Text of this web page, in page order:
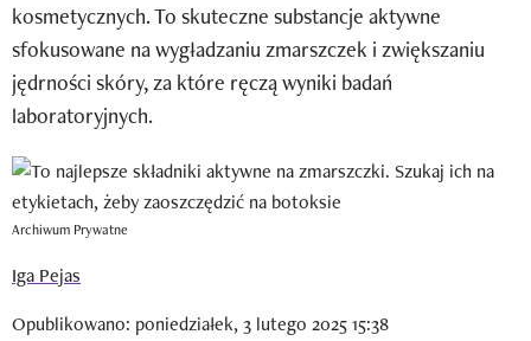
kosmetycznych. To skuteczne substancje aktywne
sfokusowane na wygładzaniu zmarszczek i zwiększaniu
jędrności skóry, za które ręczą wyniki badań
laboratoryjnych.
Archiwum Prywatne
Iga Pejas
Opublikowano: poniedziałek, 3 lutego 2025 15:38